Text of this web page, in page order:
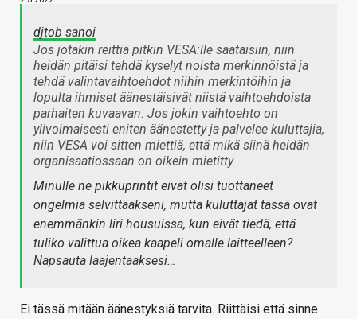
djtob sanoi
Jos jotakin reittiä pitkin VESA:lle saataisiin, niin
heidän pitäisi tehdä kyselyt noista merkinnöistä ja
tehdä valintavaihtoehdot niihin merkintöihin ja
lopulta ihmiset äänestäisivät niistä vaihtoehdoista
parhaiten kuvaavan. Jos jokin vaihtoehto on
ylivoimaisesti eniten äänestetty ja palvelee kuluttajia,
niin VESA voi sitten miettiä, että mikä siinä heidän
organisaatiossaan on oikein mietitty.
Minulle ne pikkuprintit eivät olisi tuottaneet
ongelmia selvittääkseni, mutta kuluttajat tässä ovat
enemmänkin liri housuissa, kun eivät tiedä, että
tuliko valittua oikea kaapeli omalle laitteelleen?
Napsauta laajentaaksesi…
Ei tässä mitään äänestyksiä tarvita. Riittäisi että sinne